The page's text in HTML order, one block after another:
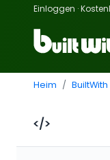
Einloggen ·
Heim BuiltWith
</>